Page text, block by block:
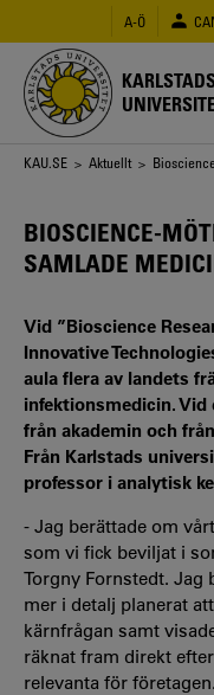
huvudinnehåll
A-Ö
KARLSTADS
Länkstig
KAU.SE > Aktuellt >
BIOSCIENCE-
SAMLADE
Vid ”Bioscience
Innovative
aula flera av landets
infektionsmedicin. Vid
från akademin och
Från Karlstads
professor i analytisk
- Jag berättade om
som vi fick beviljat i
Torgny Fornstedt. Jag
mer i detalj planerat
kärnfrågan samt
räknat fram direkt
relevanta för